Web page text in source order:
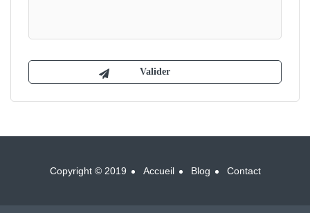
Copyright © 2019 Accueil Blog Contact